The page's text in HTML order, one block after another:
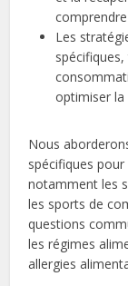
Les
optimiser
Nous
spécifiques
notamment les
les sports de
questions
les régimes
allergies